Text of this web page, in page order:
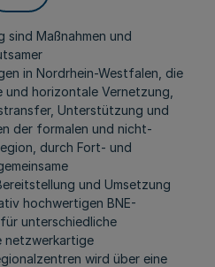
sind Maßnahmen und
in Nordrhein-Westfalen, die
horizontale Vernetzung,
Unterstützung und
der formalen und nicht-
durch Fort- und
und Umsetzung
hochwertigen BNE-
unterschiedliche
netzwerkartige
wird über eine